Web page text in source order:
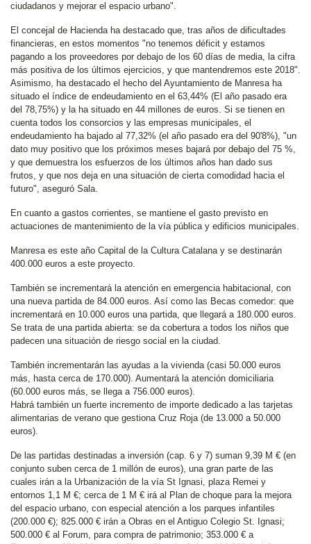
ciudadanos y mejorar el espacio urbano".
El concejal de Hacienda ha destacado que, tras años de dificultades
financieras, en estos momentos "no tenemos déficit y estamos
pagando a los proveedores por debajo de los 60 días de media, la cifra
más positiva de los últimos ejercicios, y que mantendremos este 2018".
Asimismo, ha destacado el hecho del Ayuntamiento de Manresa ha
situado el índice de endeudamiento en el 63,44% (El año pasado era
del 78,75%) y la ha situado en 44 millones de euros. Si se tienen en
cuenta todos los consorcios y las empresas municipales, el
endeudamiento ha bajado al 77,32% (el año pasado era del 90'8%), "un
dato muy positivo que los próximos meses bajará por debajo del 75 %,
y que demuestra los esfuerzos de los últimos años han dado sus
frutos, y que nos deja en una situación de cierta comodidad hacia el
futuro", aseguró Sala.
En cuanto a gastos corrientes, se mantiene el gasto previsto en
actuaciones de mantenimiento de la vía pública y edificios municipales.
Manresa es este año Capital de la Cultura Catalana y se destinarán
400.000 euros a este proyecto.
También se incrementará la atención en emergencia habitacional, con
una nueva partida de 84.000 euros. Así como las Becas comedor: que
incrementará en 10.000 euros una partida, que llegará a 180.000 euros.
Se trata de una partida abierta: se da cobertura a todos los niños que
padecen una situación de riesgo social en la ciudad.
También incrementarán las ayudas a la vivienda (casi 50.000 euros
más, hasta cerca de 170.000). Aumentará la atención domiciliaria
(60.000 euros más, se llega a 756.000 euros).
Habrá también un fuerte incremento de importe dedicado a las tarjetas
alimentarias de verano que gestiona Cruz Roja (de 13.000 a 50.000
euros).
De las partidas destinadas a inversión (cap. 6 y 7) suman 9,39 M € (en
conjunto suben cerca de 1 millón de euros), una gran parte de las
cuales irán a la Urbanización de la vía St Ignasi, plaza Remei y
entornos 1,1 M €; cerca de 1 M € irá al Plan de choque para la mejora
del espacio urbano, con especial atención a los parques infantiles
(200.000 €); 825.000 € irán a Obras en el Antiguo Colegio St. Ignasi;
500.000 € al Forum, para compra de patrimonio; 353.000 € a